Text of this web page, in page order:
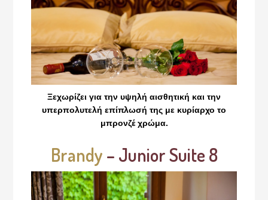
Ξεχωρίζει για την υψηλή αισθητική και την
υπερπολυτελή επίπλωσή της με κυρίαρχο το
μπρονζέ χρώμα.
Brandy – Junior Suite 8